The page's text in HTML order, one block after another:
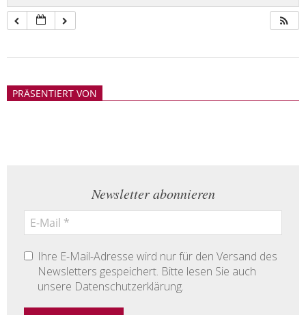
21PRÄSENTIERT VON
Newsletter abonnieren
Ihre E-Mail-Adresse wird nur für den Versand des
Newsletters gespeichert. Bitte lesen Sie auch
unsere Datenschutzerklärung.